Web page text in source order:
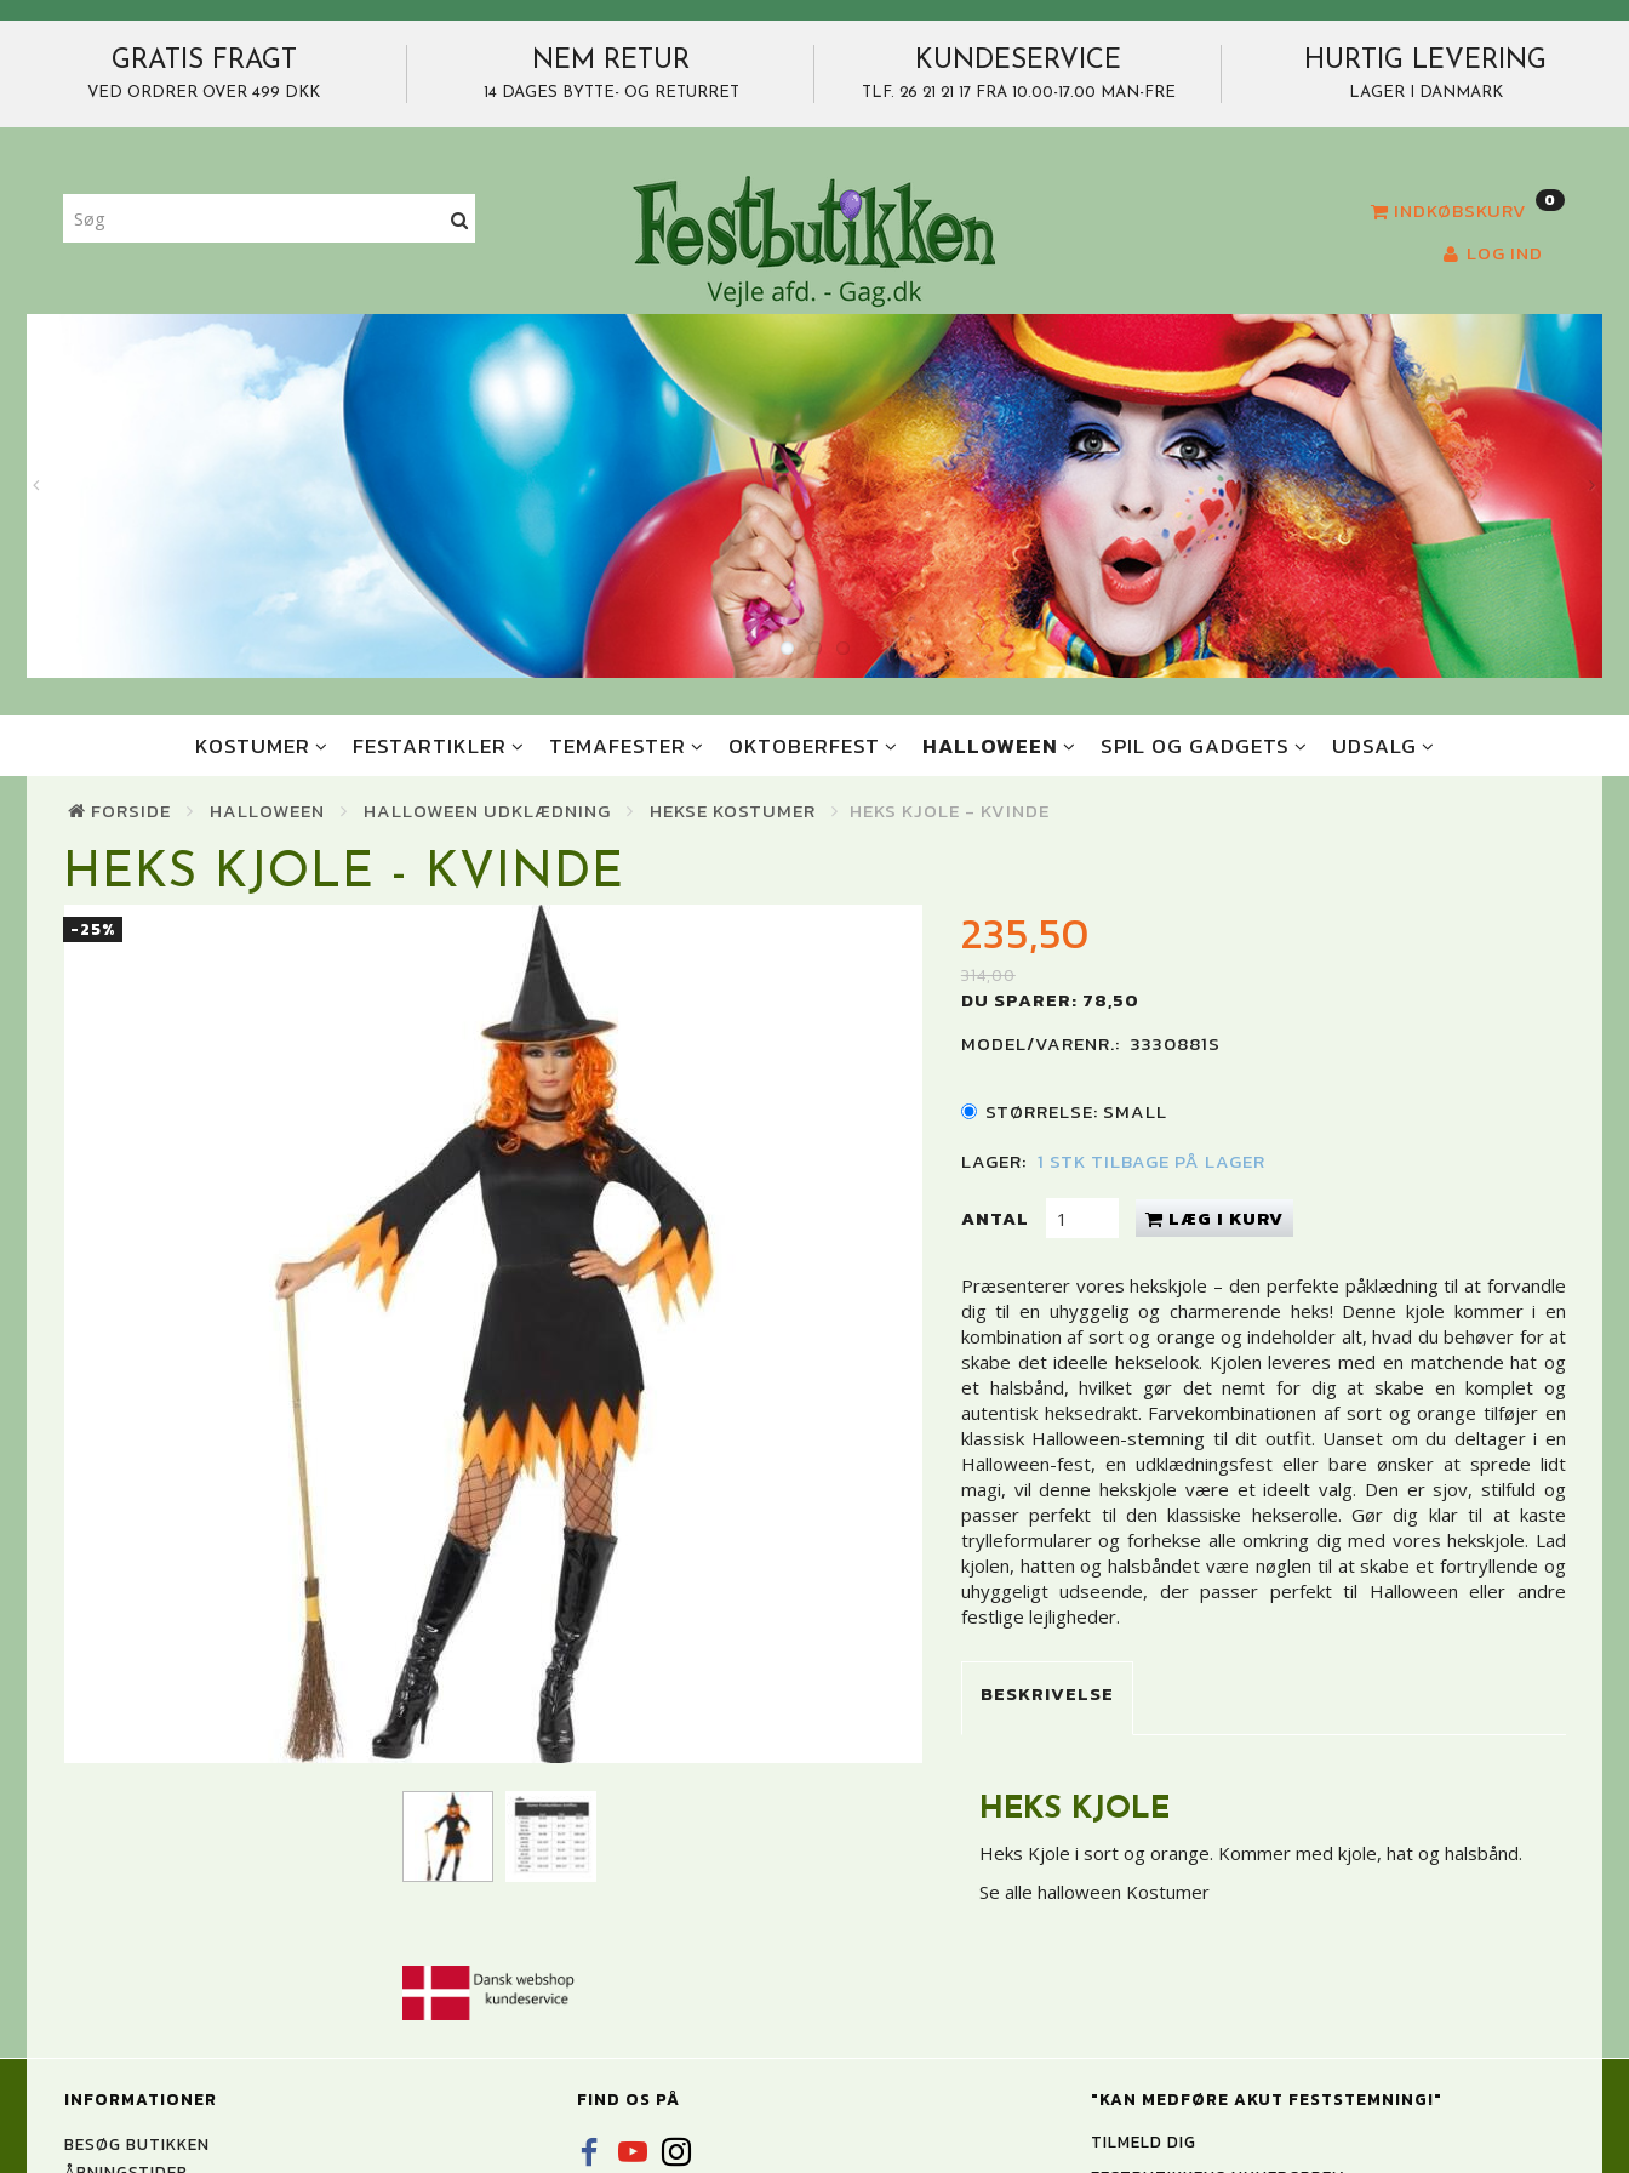
GRATIS FRAGT
VED ORDRER OVER 499 DKK
NEM RETUR
14 DAGES BYTTE- OG RETURRET
KUNDESERVICE
TLF. 26 21 21 17 FRA 10.00-17.00 MAN-FRE
HURTIG LEVERING
LAGER I DANMARK
INDKØBSKURV 0
LOG IND
KOSTUMER FESTARTIKLER TEMAFESTER OKTOBERFEST HALLOWEEN SPIL OG GADGETS UDSALG
FORSIDE HALLOWEEN HALLOWEEN UDKLÆDNING HEKSE KOSTUMER HEKS KJOLE - KVINDE
HEKS KJOLE - KVINDE
-25% 235,50
314,00
DU SPARER: 78,50
MODEL/VARENR.: 3330881S
STØRRELSE: SMALL
LAGER: 1 STK TILBAGE PÅ LAGER
ANTAL LÆG I KURV
Præsenterer vores hekskjole – den perfekte påklædning til at forvandle
dig til en uhyggelig og charmerende heks! Denne kjole kommer i en
kombination af sort og orange og indeholder alt, hvad du behøver for at
skabe det ideelle hekselook. Kjolen leveres med en matchende hat og
et halsbånd, hvilket gør det nemt for dig at skabe en komplet og
autentisk heksedrakt. Farvekombinationen af sort og orange tilføjer en
klassisk Halloween-stemning til dit outfit. Uanset om du deltager i en
Halloween-fest, en udklædningsfest eller bare ønsker at sprede lidt
magi, vil denne hekskjole være et ideelt valg. Den er sjov, stilfuld og
passer perfekt til den klassiske hekserolle. Gør dig klar til at kaste
trylleformularer og forhekse alle omkring dig med vores hekskjole. Lad
kjolen, hatten og halsbåndet være nøglen til at skabe et fortryllende og
uhyggeligt udseende, der passer perfekt til Halloween eller andre
festlige lejligheder.
BESKRIVELSE
HEKS KJOLE
Heks Kjole i sort og orange. Kommer med kjole, hat og halsbånd.
Se alle halloween Kostumer
INFORMATIONER
BESØG BUTIKKEN
FIND OS PÅ
"KAN MEDFØRE AKUT FESTSTEMNING!"
TILMELD DIG